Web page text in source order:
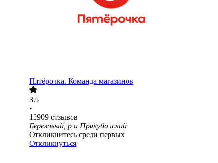
Пятёрочка. Команда магазинов
3.6
•
13909 отзывов
Березовый, р-н Прикубанский
Откликнитесь среди первых
Откликнуться